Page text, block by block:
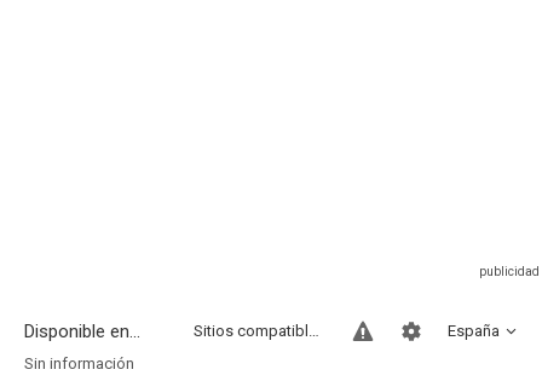
Disponible en... España
Sitios compatibles
Sin información